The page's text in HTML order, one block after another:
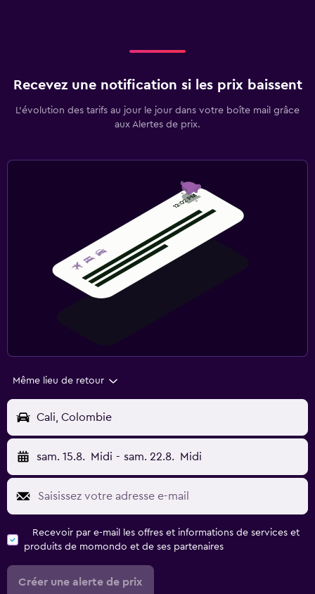
Recevez une notification si les prix baissent
L’évolution des tarifs au jour le jour dans votre boîte mail grâce
aux Alertes de prix.
Même lieu de retour
Cali, Colombie
sam. 15.8. Midi - sam. 22.8. Midi
Recevoir par e-mail les offres et informations de services et
produits de momondo et de ses partenaires
Créer une alerte de prix